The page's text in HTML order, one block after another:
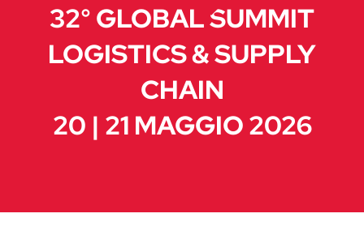
32° GLOBAL SUMMIT
LOGISTICS & SUPPLY
CHAIN
20 | 21 MAGGIO 2026